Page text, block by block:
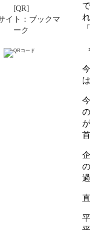
[QR]
イト：ブックマ
ーク